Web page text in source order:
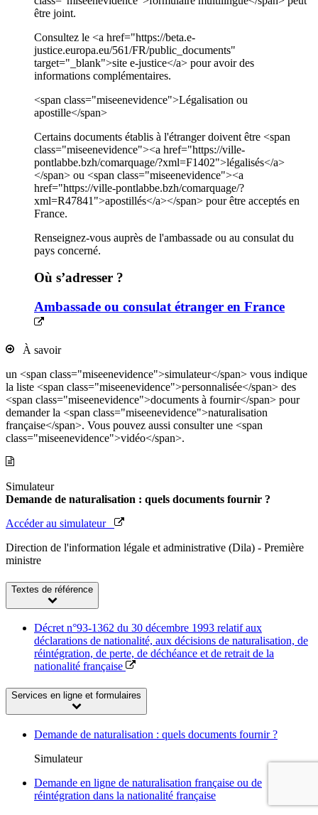
être joint.
Consultez le <a href="https://beta.e-
justice.europa.eu/561/FR/public_documents"
target="_blank">site e-justice</a> pour avoir des
informations complémentaires.
<span class="miseenevidence">Légalisation ou
apostille</span>
Certains documents établis à l'étranger doivent être <span
class="miseenevidence"><a href="https://ville-
pontlabbe.bzh/comarquage/?xml=F1402">légalisés</a>
</span> ou <span class="miseenevidence"><a
href="https://ville-pontlabbe.bzh/comarquage/?
xml=R47841">apostillés</a></span> pour être acceptés en
France.
Renseignez-vous auprès de l'ambassade ou au consulat du
pays concerné.
Où s’adresser ?
Ambassade ou consulat étranger en France
À savoir
un <span class="miseenevidence">simulateur</span> vous indique
la liste <span class="miseenevidence">personnalisée</span> des
<span class="miseenevidence">documents à fournir</span> pour
demander la <span class="miseenevidence">naturalisation
française</span>. Vous pouvez aussi consulter une <span
class="miseenevidence">vidéo</span>.
Simulateur
Demande de naturalisation : quels documents fournir ?
Accéder au simulateur
Direction de l'information légale et administrative (Dila) - Première
ministre
Textes de référence
Décret n°93-1362 du 30 décembre 1993 relatif aux
déclarations de nationalité, aux décisions de naturalisation, de
réintégration, de perte, de déchéance et de retrait de la
nationalité française
Services en ligne et formulaires
Demande de naturalisation : quels documents fournir ?
Simulateur
Demande en ligne de naturalisation française ou de
réintégration dans la nationalité française